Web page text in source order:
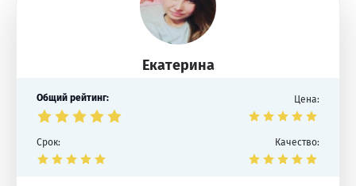
Екатерина
Общий рейтинг: Цена:
Срок: Качество: